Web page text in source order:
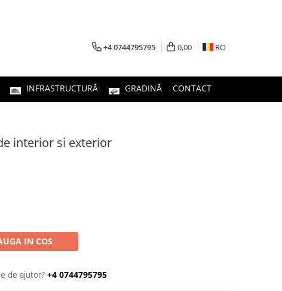
+4 0744795795 0,00 RO
INFRASTRUCTURĂ GRADINĂ CONTACT
interior si exterior
IN COS
de ajutor? +4 0744795795